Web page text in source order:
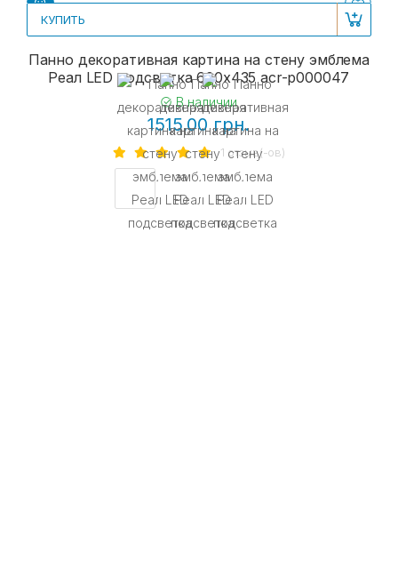
КУПИТЬ
Панно декоративная картина на стену эмблема
Реал LED подсветка 600х435 acr-p000047
В наличии
1515.00 грн.
1 отзыв(-ов)